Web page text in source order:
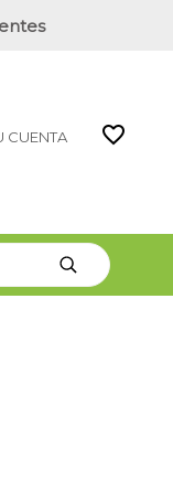
CUENTA